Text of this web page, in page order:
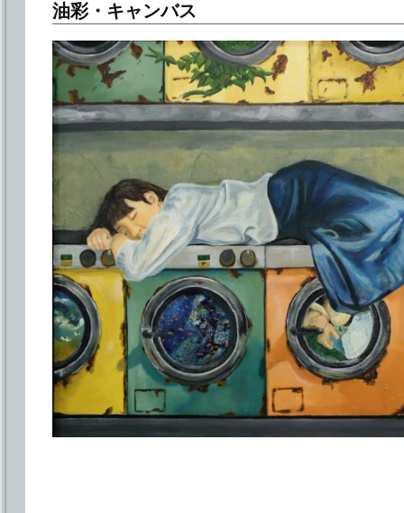
油彩・キャンバス